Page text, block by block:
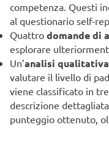
competenza. Questi
al questionario self-
Quattro domande di
esplorare
Un’analisi
valutare il livello di
viene classificato in
descrizione
punteggio ottenuto,